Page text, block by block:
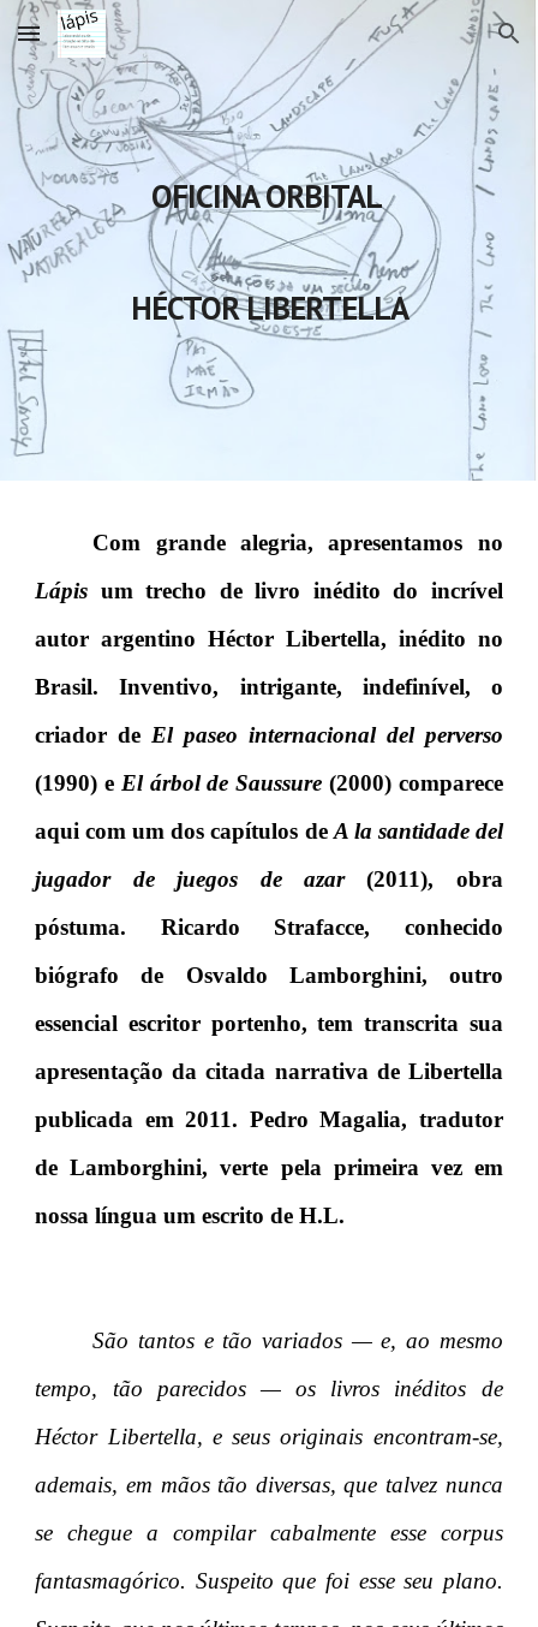
Skip to main content Skip to navigation
OFICINA ORBITAL
HÉCTOR LIBERTELLA
Com grande alegria, apresentamos no
Lápis um trecho de livro inédito do incrível
autor argentino Héctor Libertella, inédito no
Brasil. Inventivo, intrigante, indefinível, o
criador de El paseo internacional del perverso
(1990) e El árbol de Saussure (2000) comparece
aqui com um dos capítulos de A la santidade del
jugador de juegos de azar(2011), obra
póstuma. Ricardo Strafacce, conhecido
biógrafo de Osvaldo Lamborghini, outro
essencial escritor portenho, tem transcrita sua
apresentação da citada narrativa de Libertella
publicada em 2011. Pedro Magalia, tradutor
de Lamborghini, verte pela primeira vez em
nossa língua um escrito de H.L.
São tantos e tão variados — e, ao mesmo
tempo, tão parecidos — os livros inéditos de
Héctor Libertella, e seus originais encontram-se,
ademais, em mãos tão diversas, que talvez nunca
se chegue a compilar cabalmente esse corpus
fantasmagórico. Suspeito que foi esse seu plano.